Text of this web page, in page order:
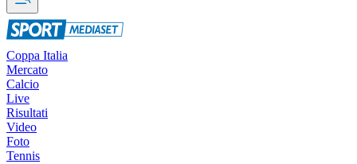
Coppa Italia
Mercato
Calcio
Live
Risultati
Video
Foto
Tennis